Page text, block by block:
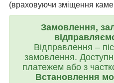
(враховуючи зміщення
Замовлення,
Відправлення –
замовлення.
платежем або з
Встановлення